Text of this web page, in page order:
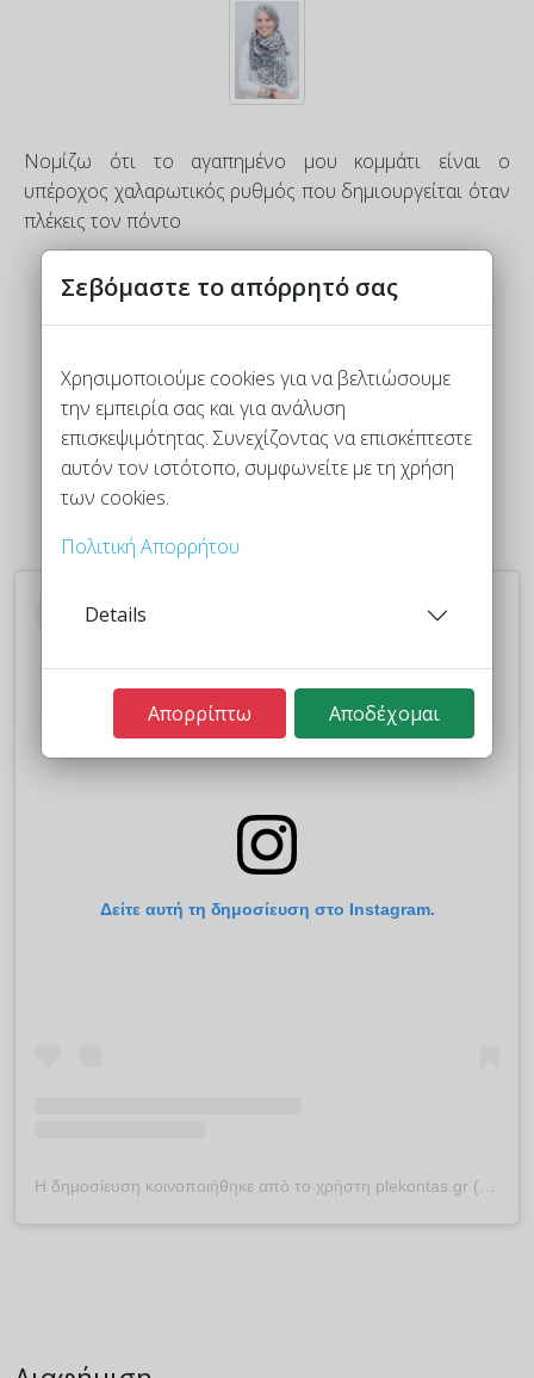
Νομίζω ότι το αγαπημένο μου κομμάτι είναι ο
υπέροχος χαλαρωτικός ρυθμός που δημιουργείται όταν
πλέκεις τον πόντο
Δείτε αυτή τη δημοσίευση στο Instagram.
Σεβόμαστε το απόρρητό σας
Χρησιμοποιούμε cookies για να βελτιώσουμε
την εμπειρία σας και για ανάλυση
επισκεψιμότητας. Συνεχίζοντας να επισκέπτεστε
αυτόν τον ιστότοπο, συμφωνείτε με τη χρήση
των cookies.
Πολιτική Απορρήτου
Details
Απορρίπτω Αποδέχομαι